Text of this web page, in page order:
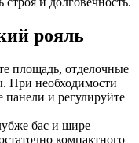
рояль
площадь, отделочные
При необходимости
панели и регулируйте
бас и шире
компактного